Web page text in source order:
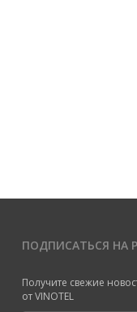
ПОДПИСАТЬСЯ НА
Получите свежие
от VINOTEL